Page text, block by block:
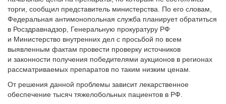
торги, сообщил представитель министерства. По его словам,
Федеральная антимонопольная служба планирует обратиться
в Росздравнадзор, Генеральную прокуратуру РФ
и Министерство внутренних дел с просьбой по всем
выявленным фактам провести проверку источников
и законности получения победителями аукционов в регионах
рассматриваемых препаратов по таким низким ценам.
От решения данной проблемы зависит лекарственное
обеспечение тысяч тяжелобольных пациентов в РФ.